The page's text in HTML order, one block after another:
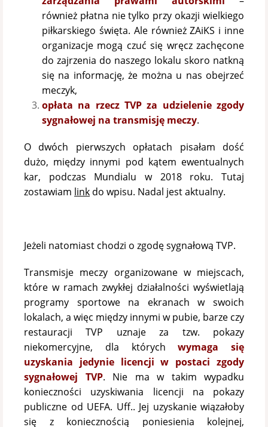
również płatna nie tylko przy okazji wielkiego
piłkarskiego święta. Ale również ZAiKS i inne
organizacje mogą czuć się wręcz zachęcone
do zajrzenia do naszego lokalu skoro natkną
się na informację, że można u nas obejrzeć
meczyk,
opłata na rzecz TVP za udzielenie zgody
sygnałowej na transmisję meczy.
O dwóch pierwszych opłatach pisałam dość
dużo, między innymi pod kątem ewentualnych
kar, podczas Mundialu w 2018 roku. Tutaj
zostawiam link do wpisu. Nadal jest aktualny.
Jeżeli natomiast chodzi o zgodę sygnałową TVP.
Transmisje meczy organizowane w miejscach,
które w ramach zwykłej działalności wyświetlają
programy sportowe na ekranach w swoich
lokalach, a więc między innymi w pubie, barze czy
restauracji TVP uznaje za tzw. pokazy
niekomercyjne, dla którychwymaga się
uzyskania jedynie licencji w postaci zgody
sygnałowej TVP. Nie ma w takim wypadku
konieczności uzyskiwania licencji na pokazy
publiczne od UEFA. Uff.. Jej uzyskanie wiązałoby
się z koniecznością poniesienia kolejnej,